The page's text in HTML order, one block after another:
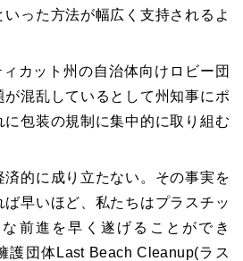
った方法が幅広く支持されるよ
カット州の自治体向けロビー団
混乱しているとして州知事にポ
に包装の規制に集中的に取り組む
済的に成り立たない。その事実を
早いほど、私たちはプラスチッ
前進を早く遂げることができ
護団体Last Beach Cleanup(ラス